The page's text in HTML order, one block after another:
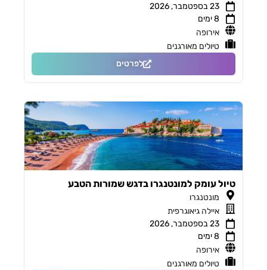
23 בספטמבר, 2026
8 ימים
אירופה
טיולים מאורגנים
לפרטים
טיול עומק למונטנגרו בדגש שמורות הטבע
מונטנגרו
איילה גיאוגרפית
23 בספטמבר, 2026
8 ימים
אירופה
טיולים מאורגנים